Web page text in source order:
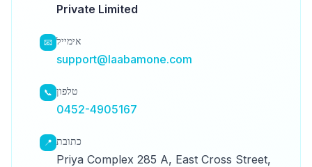
Private Limited
📧 אימייל
support@laabamone.com
📞 טלפון
0452-4905167
📍 כתובת
Priya Complex 285 A, East Cross Street,